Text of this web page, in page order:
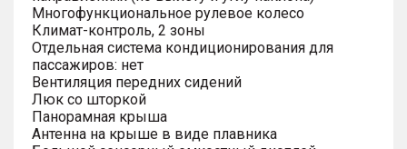
Многофункциональное рулевое колесо
Климат-контроль, 2 зоны
Отдельная система кондиционирования для
пассажиров: нет
Вентиляция передних сидений
Люк со шторкой
Панорамная крыша
Антенна на крыше в виде плавника